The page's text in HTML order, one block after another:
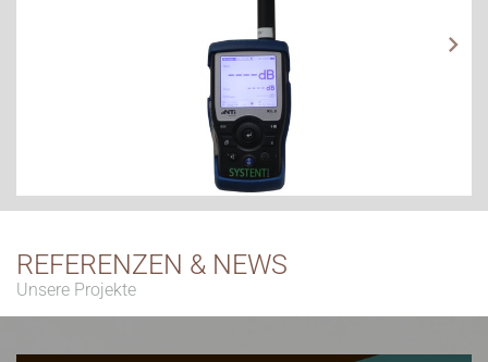
REFERENZEN & NEWS
Unsere Projekte